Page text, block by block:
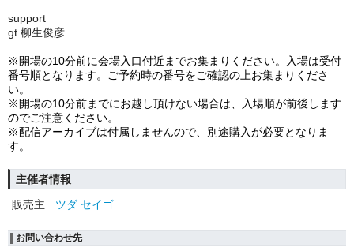
support
gt 柳生俊彦
※開場の10分前に会場入口付近までお集まりください。入場は受付
番号順となります。ご予約時の番号をご確認の上お集まりくださ
い。
※開場の10分前までにお越し頂けない場合は、入場順が前後します
のでご注意ください。
※配信アーカイブは付属しませんので、別途購入が必要となりま
す。
主催者情報
販売主
ツダ セイゴ
お問い合わせ先